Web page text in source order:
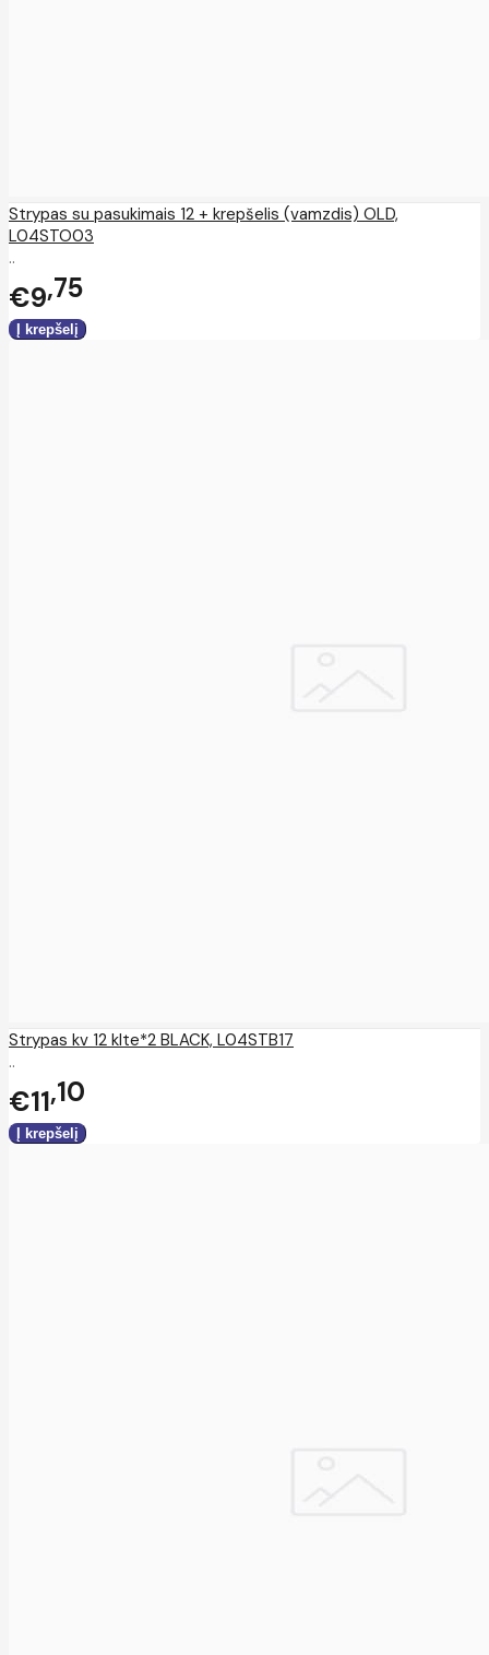
Strypas su pasukimais 12 + krepšelis (vamzdis) OLD,
L04STO03
..
€9 75
Strypas kv 12 klte*2 BLACK, L04STB17
..
€11 10